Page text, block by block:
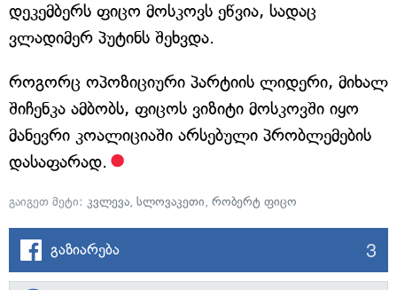
დეკემბერს ფიცო მოსკოვს ეწვია, სადაც
ვლადიმერ პუტინს შეხვდა.
როგორც ოპოზიციური პარტიის ლიდერი, მიხალ
შიჩენკა ამბობს, ფიცოს ვიზიტი მოსკოვში იყო
მანევრი კოალიციაში არსებული პრობლემების
დასაფარად.
გაიგეთ მეტი: კვლევა, სლოვაკეთი, რობერტ ფიცო
გაზიარება 3